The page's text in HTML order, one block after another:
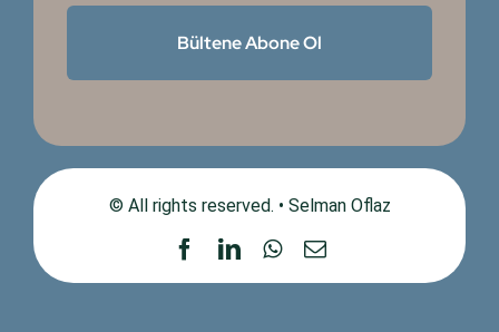
Bültene Abone Ol
© All rights reserved. • Selman Oflaz